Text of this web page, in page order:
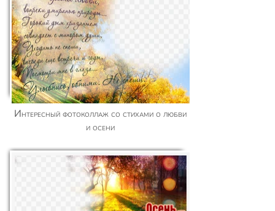
Интересный фотоколлаж со стихами о любви
и осени